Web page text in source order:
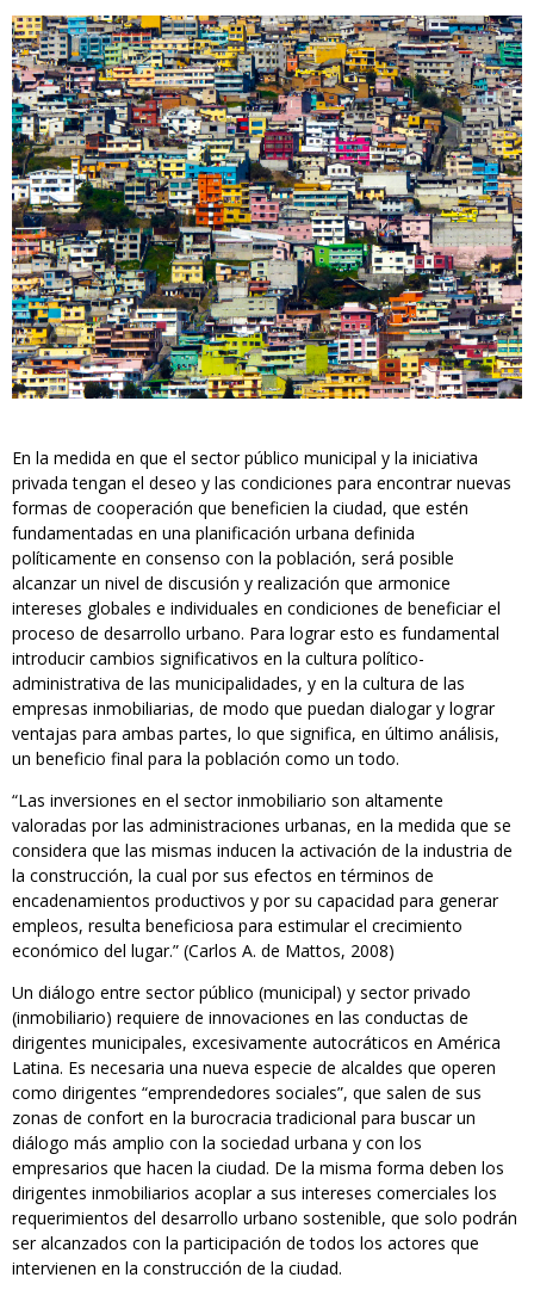
En la medida en que el sector público municipal y la iniciativa
privada tengan el deseo y las condiciones para encontrar nuevas
formas de cooperación que beneficien la ciudad, que estén
fundamentadas en una planificación urbana definida
políticamente en consenso con la población, será posible
alcanzar un nivel de discusión y realización que armonice
intereses globales e individuales en condiciones de beneficiar el
proceso de desarrollo urbano. Para lograr esto es fundamental
introducir cambios significativos en la cultura político-
administrativa de las municipalidades, y en la cultura de las
empresas inmobiliarias, de modo que puedan dialogar y lograr
ventajas para ambas partes, lo que significa, en último análisis,
un beneficio final para la población como un todo.
“Las inversiones en el sector inmobiliario son altamente
valoradas por las administraciones urbanas, en la medida que se
considera que las mismas inducen la activación de la industria de
la construcción, la cual por sus efectos en términos de
encadenamientos productivos y por su capacidad para generar
empleos, resulta beneficiosa para estimular el crecimiento
económico del lugar.” (Carlos A. de Mattos, 2008)
Un diálogo entre sector público (municipal) y sector privado
(inmobiliario) requiere de innovaciones en las conductas de
dirigentes municipales, excesivamente autocráticos en América
Latina. Es necesaria una nueva especie de alcaldes que operen
como dirigentes “emprendedores sociales”, que salen de sus
zonas de confort en la burocracia tradicional para buscar un
diálogo más amplio con la sociedad urbana y con los
empresarios que hacen la ciudad. De la misma forma deben los
dirigentes inmobiliarios acoplar a sus intereses comerciales los
requerimientos del desarrollo urbano sostenible, que solo podrán
ser alcanzados con la participación de todos los actores que
intervienen en la construcción de la ciudad.